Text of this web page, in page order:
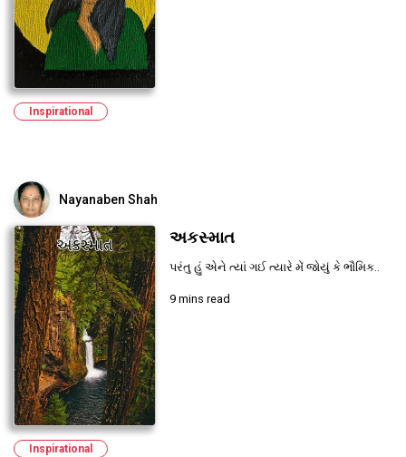
Inspirational
Nayanaben Shah
અકસ્માત
પરંતુ હું એને ત્યાં ગઈ ત્યારે મેં જોયું કે ભૌમિક..
9 mins read
Inspirational